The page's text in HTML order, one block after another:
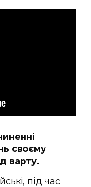
своєму
варту.
під час